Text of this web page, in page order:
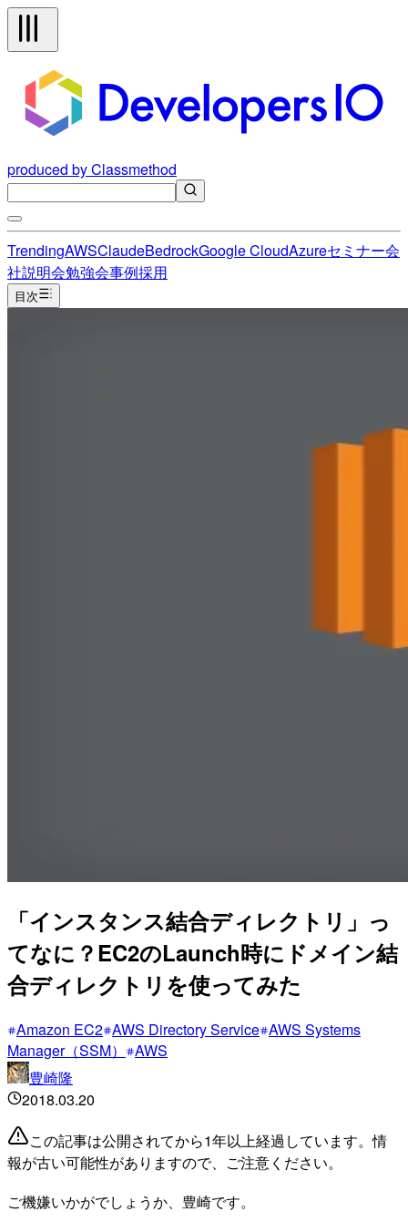
produced by Classmethod
TrendingAWSClaudeBedrockGoogle CloudAzureセミナー会
社説明会勉強会事例採用
目次
「インスタンス結合ディレクトリ」っ
てなに？EC2のLaunch時にドメイン結
合ディレクトリを使ってみた
Amazon EC2 AWS Directory Service AWS Systems
Manager（SSM）
AWS
豊崎隆
2018.03.20
この記事は公開されてから1年以上経過しています。情
報が古い可能性がありますので、ご注意ください。
ご機嫌いかがでしょうか、豊崎です。